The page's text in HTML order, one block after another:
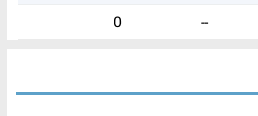
--
0